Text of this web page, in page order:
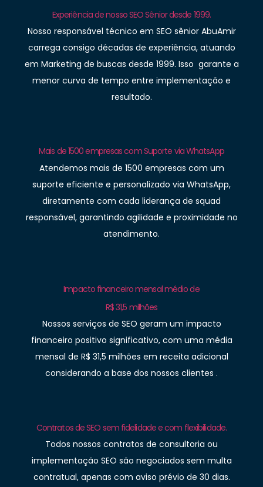
Experiência de nosso SEO Sênior desde 1999.
Nosso responsável técnico em SEO sênior AbuAmir
carrega consigo décadas de experiência, atuando
em Marketing de buscas desde 1999. Isso garante a
menor curva de tempo entre implementação e
resultado.
Mais de 1500 empresas com Suporte via WhatsApp
Atendemos mais de 1500 empresas com um
suporte eficiente e personalizado via WhatsApp,
diretamente com cada liderança de squad
responsável, garantindo agilidade e proximidade no
atendimento.
Impacto financeiro mensal médio de
R$ 31,5 milhões
Nossos serviços de SEO geram um impacto
financeiro positivo significativo, com uma média
mensal de R$ 31,5 milhões em receita adicional
considerando a base dos nossos clientes .
Contratos de SEO sem fidelidade e com flexibilidade.
Todos nossos contratos de consultoria ou
implementação SEO são negociados sem multa
contratual, apenas com aviso prévio de 30 dias.